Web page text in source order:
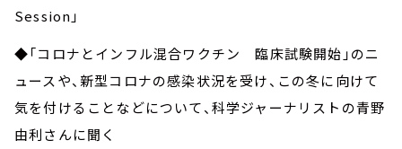
Session」
◆「コロナとインフル混合ワクチン 臨床試験開始」のニ
ュースや、新型コロナの感染状況を受け、この冬に向けて
気を付けることなどについて、科学ジャーナリストの青野
由利さんに聞く